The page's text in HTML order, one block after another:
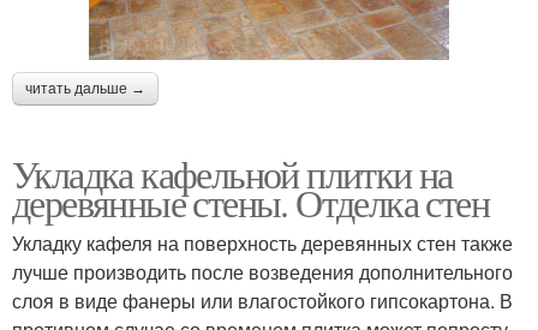
читать дальше →
Укладка кафельной плитки на
деревянные стены. Отделка стен
Укладку кафеля на поверхность деревянных стен также
лучше производить после возведения дополнительного
слоя в виде фанеры или влагостойкого гипсокартона. В